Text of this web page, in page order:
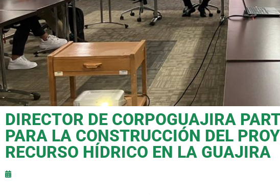
DIRECTOR DE CORPOGUAJIRA
PARA LA CONSTRUCCIÓN DEL
RECURSO HÍDRICO EN LA GUAJIRA